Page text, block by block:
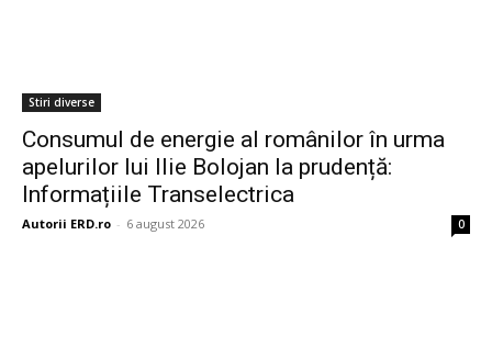
Stiri diverse
Consumul de energie al românilor în urma
apelurilor lui Ilie Bolojan la prudență:
Informațiile Transelectrica
Autorii ERD.ro - 6 august 2026 0